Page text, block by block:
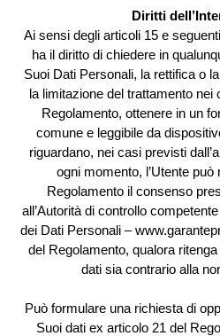
Diritti
Ai sensi degli articoli 15 e
ha il diritto di chiedere in
Suoi Dati Personali, la rettifica o
la limitazione del trattamento nei
Regolamento, ottenere in un
comune e leggibile da
riguardano, nei casi previsti
ogni momento, l’Utente
Regolamento il consenso
all’Autorità di controllo
dei Dati Personali –
del Regolamento, qualora
dati sia contrario alla
Può formulare una richiesta di
Suoi dati ex articolo 21 del